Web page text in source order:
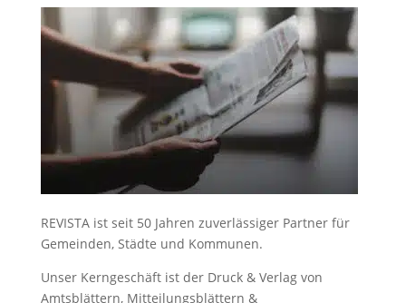
REVISTA ist seit 50 Jahren zuverlässiger Partner für
Gemeinden, Städte und Kommunen.
Unser Kerngeschäft ist der Druck & Verlag von
Amtsblättern, Mitteilungsblättern &